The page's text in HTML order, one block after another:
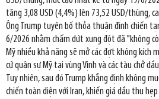
tăng 3,08 USD (4,4%) lên 73,52 USD/thùng,
Ông Trump tuyên bố thỏa thuận đình chiến
6/2026 nhằm chấm dứt xung đột đã "không
Mỹ nhiều khả năng sẽ mở các đợt không kích
cứ quân sự Mỹ tại vùng Vịnh và các tàu chở
Tuy nhiên, sau đó Trump khẳng định không
chiến toàn diện với Iran, khiến giá dầu thu